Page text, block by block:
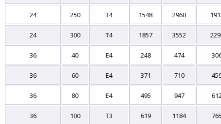
24 250 T4 1548 2960
24 300 T4 1857 3552
36 40 E4 248 474
36 60 E4 371 710
36 80 E4 495 947
36 100 T3 619 1184